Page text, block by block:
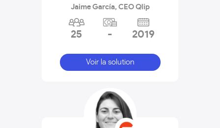
Jaime García, CEO Qlip
25 - 2019
Voir la solution